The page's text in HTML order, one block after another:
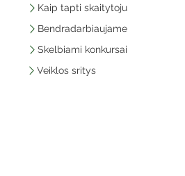
Kaip tapti skaitytoju
Bendradarbiaujame
Skelbiami konkursai
Veiklos sritys